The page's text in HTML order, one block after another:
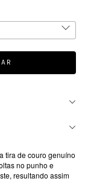
tira de couro genuíno
no punho e
resultando assim